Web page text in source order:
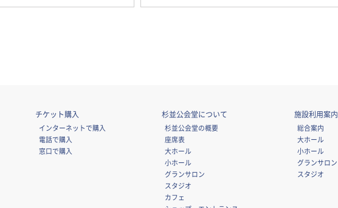
チケット購入
インターネットで購入
電話で購入
窓口で購入
杉並公会堂について
杉並公会堂の概要
座席表
大ホール
小ホール
グランサロン
スタジオ
カフェ
施設利用案内
総合案内
大ホール
小ホール
グランサロン
スタジオ